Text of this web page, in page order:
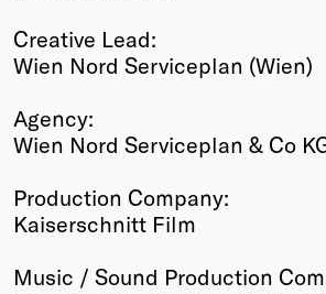
Creative Lead:
Wien Nord Serviceplan (Wien)
Agency:
Wien Nord Serviceplan & Co
Production Company:
Kaiserschnitt Film
Music / Sound Production